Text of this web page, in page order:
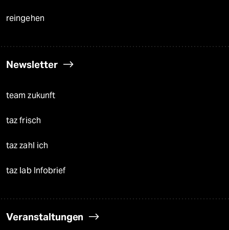
reingehen
Newsletter
team zukunft
taz frisch
taz zahl ich
taz lab Infobrief
Veranstaltungen